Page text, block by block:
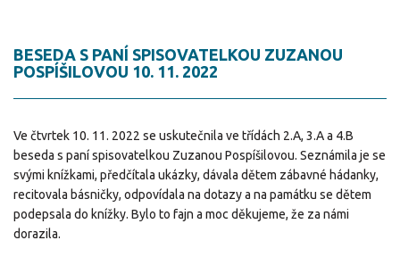
BESEDA S PANÍ SPISOVATELKOU ZUZANOU
POSPÍŠILOVOU 10. 11. 2022
Ve čtvrtek 10. 11. 2022 se uskutečnila ve třídách 2.A, 3.A a 4.B
beseda s paní spisovatelkou Zuzanou Pospíšilovou. Seznámila je se
svými knížkami, předčítala ukázky, dávala dětem zábavné hádanky,
recitovala básničky, odpovídala na dotazy a na památku se dětem
podepsala do knížky. Bylo to fajn a moc děkujeme, že za námi
dorazila.